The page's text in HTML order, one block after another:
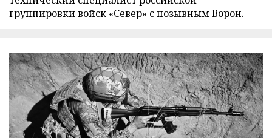
группировки войск «Север» с позывным Ворон.